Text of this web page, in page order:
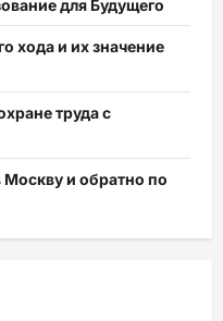
для Будущего
хода и их значение
труда с
Москву и обратно по